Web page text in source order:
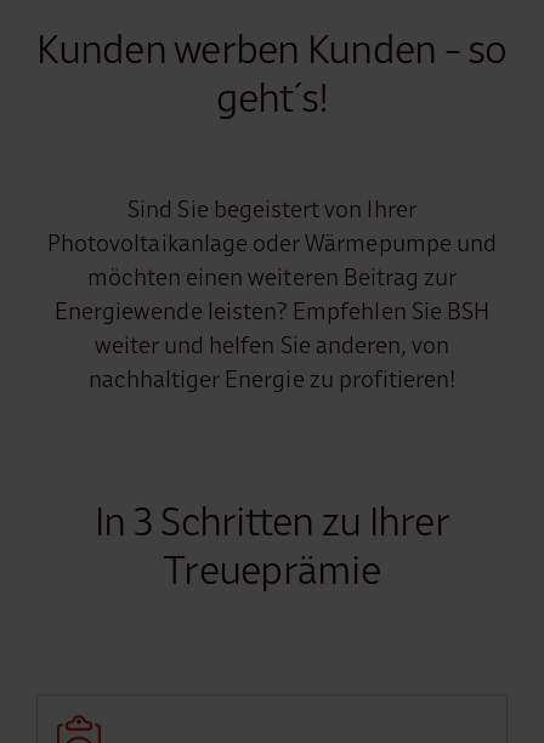
Kunden werben Kunden - so
geht´s!
Sind Sie begeistert von Ihrer
Photovoltaikanlage oder Wärmepumpe und
möchten einen weiteren Beitrag zur
Energiewende leisten? Empfehlen Sie BSH
weiter und helfen Sie anderen, von
nachhaltiger Energie zu profitieren!
In 3 Schritten zu Ihrer
Treueprämie